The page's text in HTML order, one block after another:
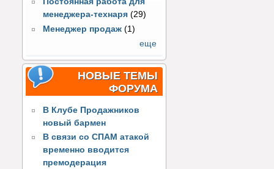
менеджера-технаря (29)
Менеджер продаж (1)
еще
НОВЫЕ ТЕМЫ
ФОРУМА
В Клубе Продажников
новый бармен
В связи со СПАМ атакой
временно вводится
премодерация